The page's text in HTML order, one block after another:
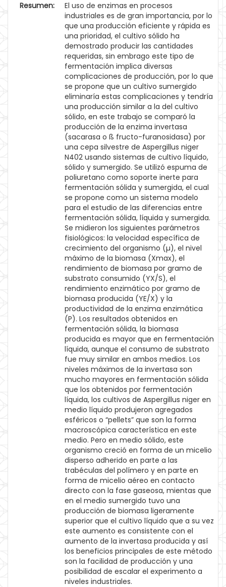
Resumen:
El uso de enzimas en procesos
industriales es de gran importancia, por lo
que una producción eficiente y rápida es
una prioridad, el cultivo sólido ha
demostrado producir las cantidades
requeridas, sin embrago este tipo de
fermentación implica diversas
complicaciones de producción, por lo que
se propone que un cultivo sumergido
eliminaría estas complicaciones y tendría
una producción similar a la del cultivo
sólido, en este trabajo se comparó la
producción de la enzima invertasa
(sacarasa o ß fructo-furanosidasa) por
una cepa silvestre de Aspergillus niger
N402 usando sistemas de cultivo líquido,
sólido y sumergido. Se utilizó espuma de
poliuretano como soporte inerte para
fermentación sólida y sumergida, el cual
se propone como un sistema modelo
para el estudio de las diferencias entre
fermentación sólida, líquida y sumergida.
Se midieron los siguientes parámetros
fisiológicos: la velocidad específica de
crecimiento del organismo (µ), el nivel
máximo de la biomasa (Xmax), el
rendimiento de biomasa por gramo de
substrato consumido (YX/S), el
rendimiento enzimático por gramo de
biomasa producida (YE/X) y la
productividad de la enzima enzimática
(P). Los resultados obtenidos en
fermentación sólida, la biomasa
producida es mayor que en fermentación
líquida, aunque el consumo de substrato
fue muy similar en ambos medios. Los
niveles máximos de la invertasa son
mucho mayores en fermentación sólida
que los obtenidos por fermentación
líquida, los cultivos de Aspergillus niger en
medio líquido produjeron agregados
esféricos o “pellets” que son la forma
macroscópica característica en este
medio. Pero en medio sólido, este
organismo creció en forma de un micelio
disperso adherido en parte a las
trabéculas del polímero y en parte en
forma de micelio aéreo en contacto
directo con la fase gaseosa, mientas que
en el medio sumergido tuvo una
producción de biomasa ligeramente
superior que el cultivo líquido que a su vez
este aumento es consistente con el
aumento de la invertasa producida y así
los beneficios principales de este método
son la facilidad de producción y una
posibilidad de escalar el experimento a
niveles industriales.